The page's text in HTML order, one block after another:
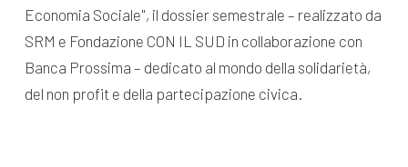
Economia Sociale", il dossier semestrale – realizzato da
SRM e Fondazione CON IL SUD in collaborazione con
Banca Prossima – dedicato al mondo della solidarietà,
del non profit e della partecipazione civica.